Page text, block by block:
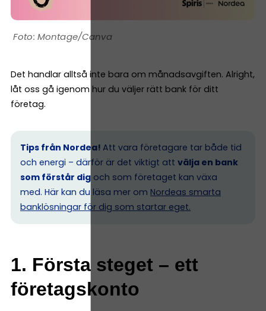
Montage/Canva
Det handlar alltså inte bara om månadsavgiften. Alright,
låt oss gå igenom hur du väljer rätt bank för ditt
företag.
Tips från Nordea! Att vara företagare tar både tid
och energi – därför är det viktigt att välja en bank
som förstår dig och som företaget kan växa
med. Här kan du läsa mer om Nordeas smarta
banklösningar för dig som startar eget.
1. Första steget – ett
företagskonto